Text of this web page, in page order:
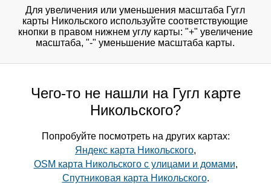
Для увеличения или уменьшения масштаба Гугл
карты Никольского используйте соответствующие
кнопки в правом нижнем углу карты: "+" увеличение
масштаба, "-" уменьшение масштаба карты.
Чего-то не нашли на Гугл карте
Никольского?
Попробуйте посмотреть на других картах:
Яндекс карта Никольского,
OSM карта Никольского с улицами и домами,
Спутниковая карта Никольского.